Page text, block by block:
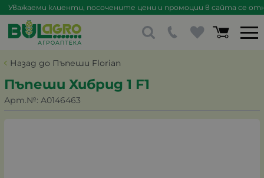
Уважаеми клиенти, посочените цени и промоции в сайта се
Назад до Пъпеши Florian
Пъпеши Хибрид 1 F1
Арт.№: A0146463